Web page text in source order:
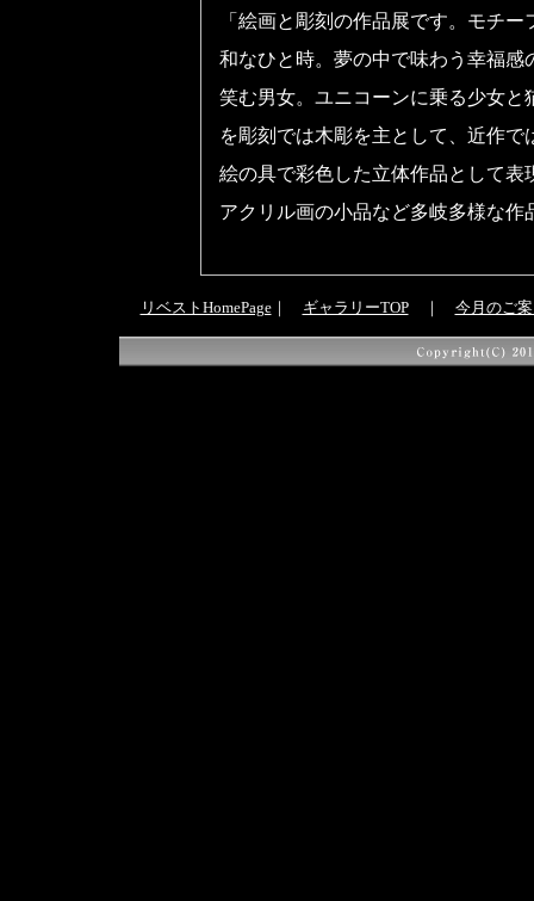
「絵画と彫刻の作品展です。モチ
和なひと時。夢の中で味わう幸福
笑む男女。ユニコーンに乗る少女
を彫刻では木彫を主として、近作
絵の具で彩色した立体作品として
アクリル画の小品など多岐多様な作
リベストHomePage｜ ギャラリーTOP｜ 今月のご